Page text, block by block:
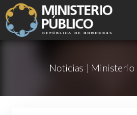
Noticias | Ministerio